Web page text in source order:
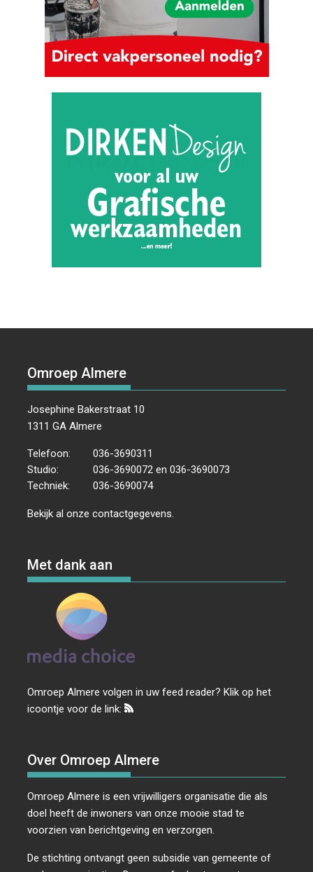
Omroep Almere
Josephine Bakerstraat 10
1311 GA Almere
Telefoon:
036-3690311
Studio:
036-3690072 en 036-3690073
Techniek:
036-3690074
Bekijk al onzecontactgegevens
Met dank aan
Omroep Almere volgen in uw feed reader? Klik op het
icoontje voor de link:
Over Omroep Almere
Omroep Almere is een vrijwilligers organisatie die als
doel heeft de inwoners van onze mooie stad te
voorzien van berichtgeving en verzorgen.
De stichting ontvangt geen subsidie van gemeente of